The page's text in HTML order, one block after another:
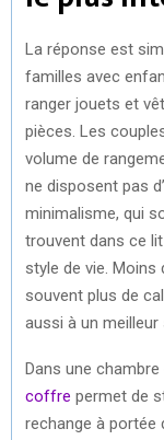
La réponse est
familles avec
ranger jouets et
pièces. Les
volume de
ne disposent pas
minimalisme, qui
trouvent dans ce
style de vie. Moins
souvent plus de
aussi à un meilleur
Dans une
coffre permet de
rechange à portée